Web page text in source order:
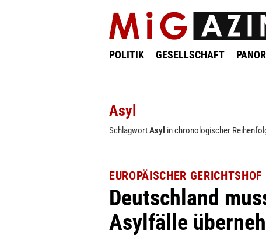
POLITIK GESELLSCHAFT
Asyl
SchlagwortAsyl in chronologischer
EUROPÄISCHER GERICHTSHOF
Deutschland
Asylfälle